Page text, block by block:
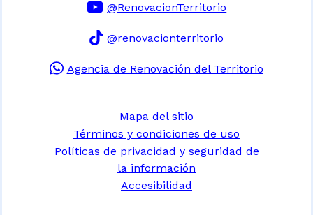
@RenovacionTerritorio
@renovacionterritorio
Agencia de Renovación del Territorio
Mapa del sitio
Términos y condiciones de uso
Políticas de privacidad y seguridad de
la información
Accesibilidad